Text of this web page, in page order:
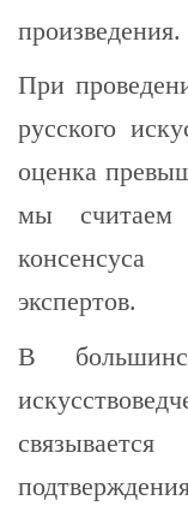
произведения.
При
русского
оценка
мы считаем
консенсуса
экспертов.
В